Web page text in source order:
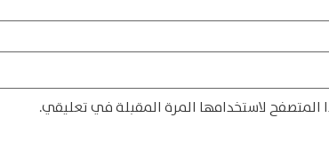
لاستخدامها المرة المقبلة في تعليقي.